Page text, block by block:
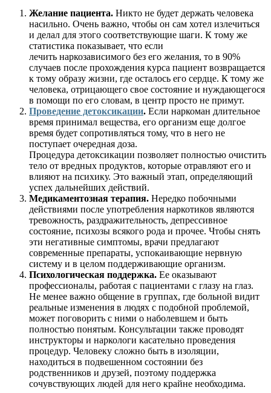
Желание пациента. Никто не будет держать человека
насильно. Очень важно, чтобы он сам хотел излечиться
и делал для этого соответствующие шаги. К тому же
статистика показывает, что если
лечить наркозависимого без его желания, то в 90%
случаев после прохождения курса пациент возвращается
к тому образу жизни, где осталось его сердце. К тому же
человека, отрицающего свое состояние и нуждающегося
в помощи по его словам, в центр просто не примут.
Проведение детоксикации. Если наркоман длительное
время принимал вещества, его организм еще долгое
время будет сопротивляться тому, что в него не
поступает очередная доза.
Процедура детоксикации позволяет полностью очистить
тело от вредных продуктов, которые отравляют его и
влияют на психику. Это важный этап, определяющий
успех дальнейших действий.
Медикаментозная терапия. Нередко побочными
действиями после употребления наркотиков являются
тревожность, раздражительность, депрессивное
состояние, психозы всякого рода и прочее. Чтобы снять
эти негативные симптомы, врачи предлагают
современные препараты, успокаивающие нервную
систему и в целом поддерживающие организм.
Психологическая поддержка. Ее оказывают
профессионалы, работая с пациентами с глазу на глаз.
Не менее важно общение в группах, где больной видит
реальные изменения в людях с подобной проблемой,
может поговорить с ними о наболевшем и быть
полностью понятым. Консультации также проводят
инструкторы и наркологи касательно проведения
процедур. Человеку сложно быть в изоляции,
находиться в подвешенном состоянии без
родственников и друзей, поэтому поддержка
сочувствующих людей для него крайне необходима.